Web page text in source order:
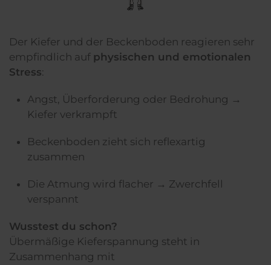
Der Kiefer und der Beckenboden reagieren sehr
empfindlich auf physischen und emotionalen
Stress:
Angst, Überforderung oder Bedrohung →
Kiefer verkrampft
Beckenboden zieht sich reflexartig
zusammen
Die Atmung wird flacher → Zwerchfell
verspannt
Wusstest du schon?
Übermäßige Kieferspannung steht in
Zusammenhang mit